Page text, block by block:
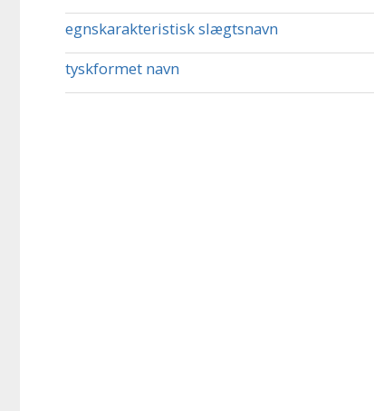
egnskarakteristisk slægtsnavn
tyskformet navn